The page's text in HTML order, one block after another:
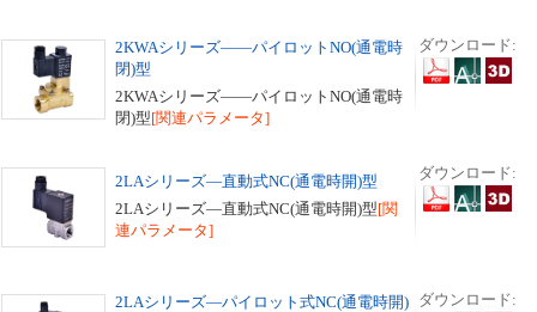
2KWAシリーズ――パイロットNO(通電時
閉)型
2KWAシリーズ――パイロットNO(通電時
閉)型[関連パラメータ]
ダウンロード:
2LAシリーズ―直動式NC(通電時開)型
2LAシリーズ―直動式NC(通電時開)型[関
連パラメータ]
ダウンロード:
2LAシリーズ―パイロット式NC(通電時開) ダウンロード: